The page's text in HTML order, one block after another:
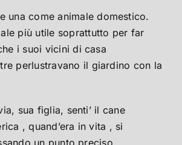
una come animale domestico.
più utile soprattutto per far
i suoi vicini di casa
perlustravano il giardino con la
sua figlia, senti’ il cane
, quand’era in vita , si